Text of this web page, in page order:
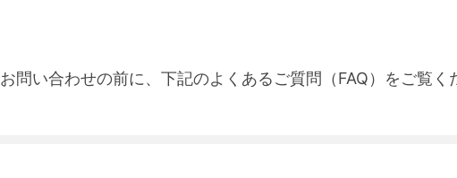
お問い合わせの前に、下記のよくあるご質問（FAQ）をご覧く